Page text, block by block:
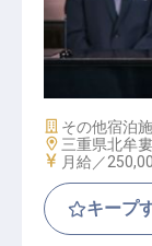
マネージャ
施設業態
その他宿泊
勤務地
三重県北牟
給与
月給／
キープ